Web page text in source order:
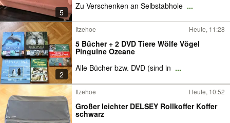
5
Zu Verschenken an Selbstabhole ...
2
Itzehoe Heute, 11:28
5 Bücher + 2 DVD Tiere Wölfe Vögel
Pinguine Ozeane
Alle Bücher bzw. DVD (sind in ...
Itzehoe Heute, 10:52
Großer leichter DELSEY Rollkoffer Koffer
schwarz